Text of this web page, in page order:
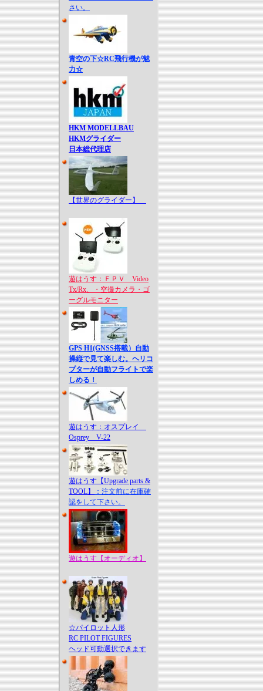
さい。
青空の下☆RC飛行機が魅
力☆
HKM MODELLBAU
HKMグライダー
日本総代理店
【世界のグライダー】
遊はうす：ＦＰＶ Video
Tx/Rx、・空撮カメラ・ゴ
ーグルモニター
GPS H1(GNSS搭載）自動
操縦で見て楽しむ。ヘリコ
プターが自動フライトで楽
しめる！
遊はうす：オスプレイ
Osprey V-22
遊はうす【Upgrade parts &
TOOL】
：注文前に在庫確
認をして下さい。
遊はうす【オーディオ】
☆パイロット人形
RC PILOT FIGURES
ヘッド可動選択できます